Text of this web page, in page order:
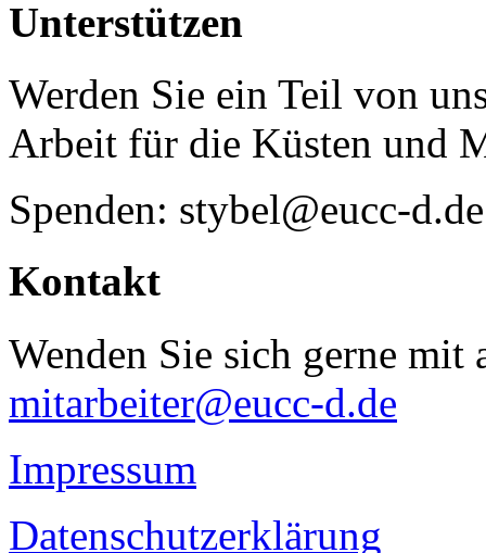
Unterstützen
Werden Sie ein Teil von
Arbeit für die Küsten und
Spenden: stybel@eucc-d.de
Kontakt
Wenden Sie sich gerne mit
mitarbeiter@eucc-d.de
Impressum
Datenschutzerklärung